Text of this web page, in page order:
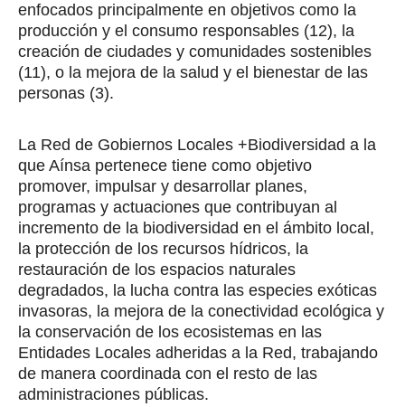
enfocados principalmente en objetivos como la
producción y el consumo responsables (12), la
creación de ciudades y comunidades sostenibles
(11), o la mejora de la salud y el bienestar de las
personas (3).
La Red de Gobiernos Locales +Biodiversidad a la
que Aínsa pertenece tiene como objetivo
promover, impulsar y desarrollar planes,
programas y actuaciones que contribuyan al
incremento de la biodiversidad en el ámbito local,
la protección de los recursos hídricos, la
restauración de los espacios naturales
degradados, la lucha contra las especies exóticas
invasoras, la mejora de la conectividad ecológica y
la conservación de los ecosistemas en las
Entidades Locales adheridas a la Red, trabajando
de manera coordinada con el resto de las
administraciones públicas.